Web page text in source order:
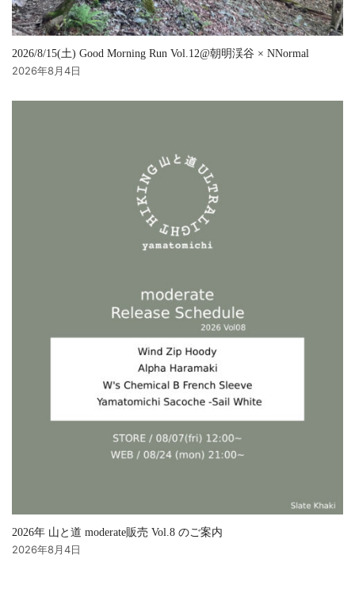
2026/8/15(土) Good Morning Run Vol.12@朝明渓谷 × NNormal
2026年8月4日
2026年 山と道 moderate販売 Vol.8 のご案内
2026年8月4日